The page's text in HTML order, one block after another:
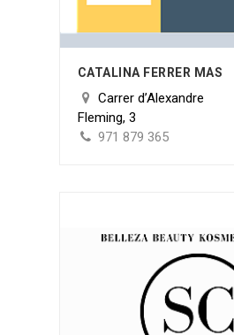
CATALINA FERRER MAS
Carrer d’Alexandre
Fleming, 3
971 879 365